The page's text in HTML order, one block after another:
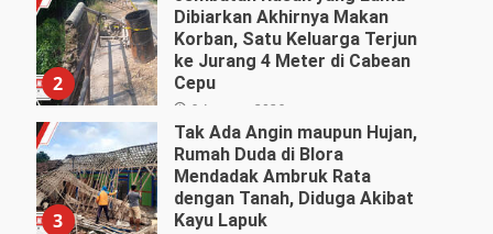
2
Dibiarkan Akhirnya Makan
Korban, Satu Keluarga Terjun
ke Jurang 4 Meter di Cabean
Cepu
6 Agustus 2026
3
Tak Ada Angin maupun Hujan,
Rumah Duda di Blora
Mendadak Ambruk Rata
dengan Tanah, Diduga Akibat
Kayu Lapuk